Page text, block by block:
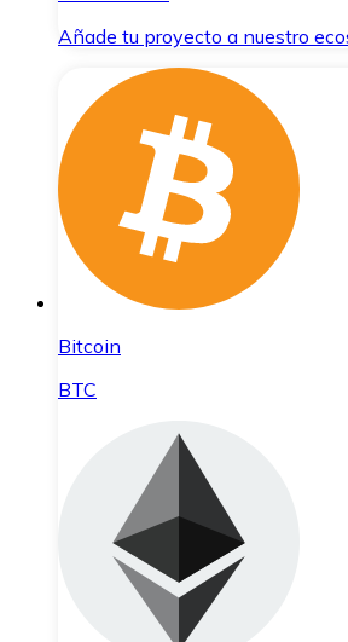
Añade tu proyecto a nuestro
Bitcoin
BTC